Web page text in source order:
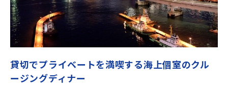
貸切でプライベートを満喫する海上個室のクル
ージングディナー